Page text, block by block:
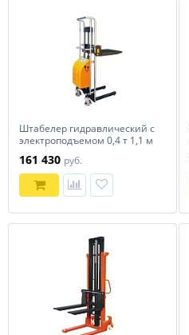
Штабелер гидравлический с
электроподъемом 0,4 т 1,1 м
161 430 руб.